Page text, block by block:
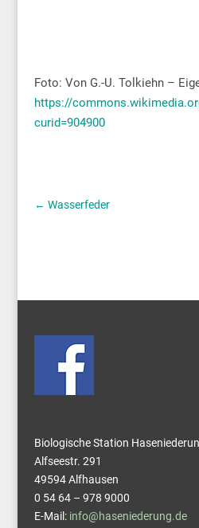
Foto: Von G.-U. Tolkiehn –
https://
curid=904900
← Wasserfeder
Biologische Station
Alfseestr. 291
49594 Alfhausen
0 54 64 – 978 9000
E-Mail: info@haseniederung.de